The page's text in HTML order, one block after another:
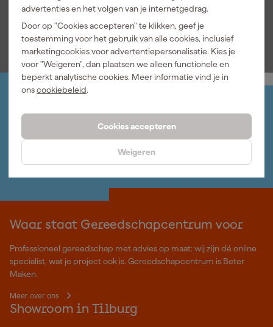
advertenties en het volgen van je internetgedrag.
Door op "Cookies accepteren" te klikken, geef je
toestemming voor het gebruik van alle cookies, inclusief
marketingcookies voor advertentiepersonalisatie. Kies je
voor "Weigeren", dan plaatsen we alleen functionele en
beperkt analytische cookies. Meer informatie vind je in
onscookiebeleid.
Cookies accepteren
Weigeren
Bekijk alle kenmerken
Inschrijven wekelijkse nieuwsbrief
Waar staat Gereedschapcentrum voor
Professioneel gereedschap met advies op maat: wij zijn dé online
specialist, wat je project ook is. Gereedschapcentrum is Beter
Maken.
Meer over ons
Showroom in Tilburg